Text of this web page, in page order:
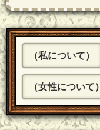
（私について）
（女性について）